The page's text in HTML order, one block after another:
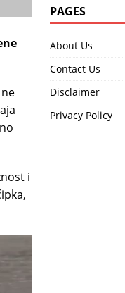
i
PAGES
About Us
Contact Us
Disclaimer
Privacy Policy